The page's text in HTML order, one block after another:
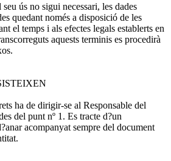
ús no sigui necessari, les dades
quedant només a disposició de les
el temps i als efectes legals establerts en
aquests terminis es procedirà
ha de dirigir-se al Responsable del
del punt nº 1. Es tracte d?un
acompanyat sempre del document